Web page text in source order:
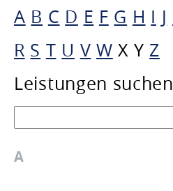
A B C D E F G H I J
R S T U V W X Y Z
Leistungen suchen
A